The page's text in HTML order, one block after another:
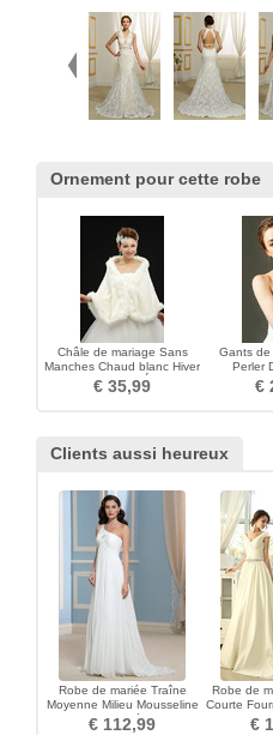
Ornement pour cette robe
Châle de mariage Sans
Manches Chaud blanc Hiver
Romantique Épais
€ 35,99
Gants de
Perler
€
Clients aussi heureux
Robe de mariée Traîne
Moyenne Milieu Mousseline
Mode Une épaule
€ 112,99
Robe de
Courte
Bas
€